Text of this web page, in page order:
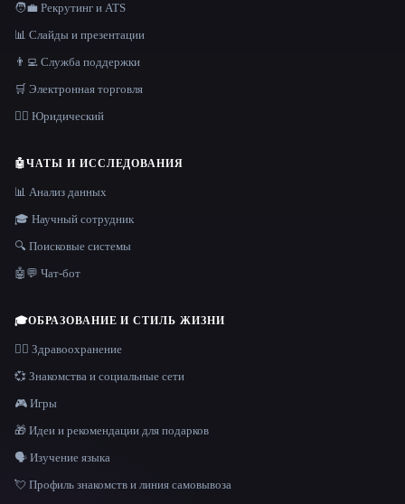
🧑‍💼 Рекрутинг и ATS
📊 Слайды и презентации
👨‍💻 Служба поддержки
🛒 Электронная торговля
👩‍⚖️ Юридический
🤖ЧАТЫ И ИССЛЕДОВАНИЯ
📊 Анализ данных
🎓 Научный сотрудник
🔍 Поисковые системы
🤖💬 Чат-бот
🎓ОБРАЗОВАНИЕ И СТИЛЬ ЖИЗНИ
👩‍⚕️ Здравоохранение
💞 Знакомства и социальные сети
🎮 Игры
🎁 Идеи и рекомендации для подарков
🗣️ Изучение языка
💘 Профиль знакомств и линия самовывоза